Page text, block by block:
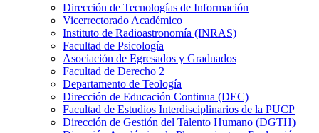
Dirección de Tecnologías de Información
Vicerrectorado Académico
Instituto de Radioastronomía (INRAS)
Facultad de Psicología
Asociación de Egresados y Graduados
Facultad de Derecho 2
Departamento de Teología
Dirección de Educación Continua (DEC)
Facultad de Estudios Interdisciplinarios de la PUCP
Dirección de Gestión del Talento Humano (DGTH)